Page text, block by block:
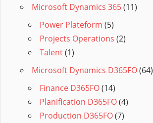
Microsoft Dynamics 365(11)
Power Plateform (5)
Projects Operations (2)
Talent(1)
Microsoft Dynamics D365FO(64)
Finance D365FO(14)
Planification D365FO(4)
Production D365FO(7)